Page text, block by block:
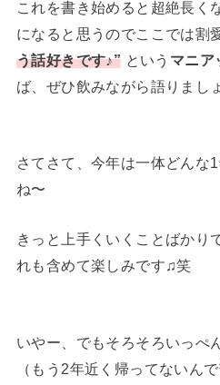
これを書き始めると超絶長く
になると思うのでここでは割
う話好きです♪” という マニア
ば、ぜひ飲みながら語りまし
さてさて、今年は一体どんな
ね〜
きっと上手くいくことばかり
れも含めて楽しみです♫笑
いやー、でもそろそろいっぺ
（もう2年近く帰ってないんで